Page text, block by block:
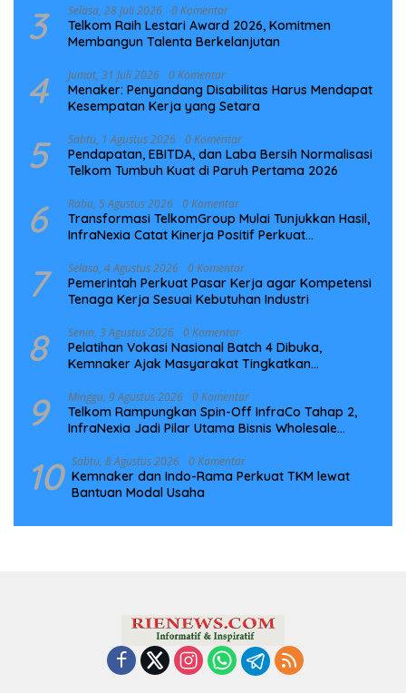
3 Selasa, 28 Juli 2026 0 Komentar
Telkom Raih Lestari Award 2026, Komitmen
Membangun Talenta Berkelanjutan
4 Jumat, 31 Juli 2026 0 Komentar
Menaker: Penyandang Disabilitas Harus Mendapat
Kesempatan Kerja yang Setara
5 Sabtu, 1 Agustus 2026 0 Komentar
Pendapatan, EBITDA, dan Laba Bersih Normalisasi
Telkom Tumbuh Kuat di Paruh Pertama 2026
6 Rabu, 5 Agustus 2026 0 Komentar
Transformasi TelkomGroup Mulai Tunjukkan Hasil,
InfraNexia Catat Kinerja Positif Perkuat
7 Selasa, 4 Agustus 2026 0 Komentar
Pemerintah Perkuat Pasar Kerja agar Kompetensi
Tenaga Kerja Sesuai Kebutuhan Industri
8 Senin, 3 Agustus 2026 0 Komentar
Pelatihan Vokasi Nasional Batch 4 Dibuka,
Kemnaker Ajak Masyarakat Tingkatkan
9 Minggu, 9 Agustus 2026 0 Komentar
Telkom Rampungkan Spin-Off InfraCo Tahap 2,
InfraNexia Jadi Pilar Utama Bisnis Wholesale
10 Sabtu, 8 Agustus 2026 0 Komentar
Kemnaker dan Indo-Rama Perkuat TKM lewat
Bantuan Modal Usaha